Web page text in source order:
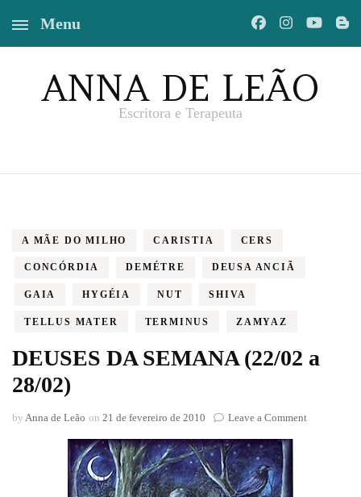
Menu
ANNA DE LEÃO
Escritora e Terapeuta
A MÃE DO MILHO CARISTIA CERS
CONCÓRDIA DEMÉTRE DEUSA ANCIÃ
GAIA HYGÉIA NUT SHIVA
TELLUS MATER TERMINUS ZAMYAZ
DEUSES DA SEMANA (22/02 a
28/02)
by Anna de Leão on 21 de fevereiro de 2010 Leave a Commenton